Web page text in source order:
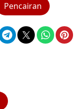
Pencairan